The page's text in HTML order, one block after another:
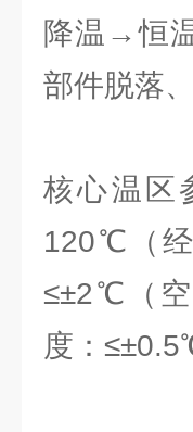
降温→恒
部件脱落
核心温
120℃（
≤±2℃（
度：